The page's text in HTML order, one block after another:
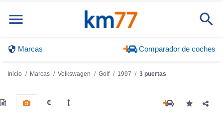
Marcas Comparador de coches
Inicio Marcas Volkswagen Golf 1997 3 puertas